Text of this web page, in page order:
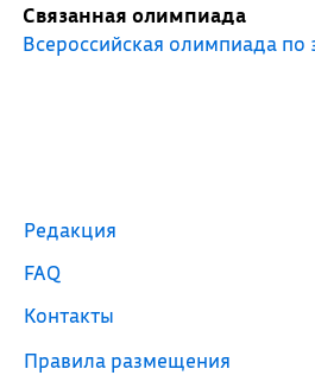
Связанная олимпиада
Всероссийская олимпиада по
Редакция
FAQ
Контакты
Правила размещения